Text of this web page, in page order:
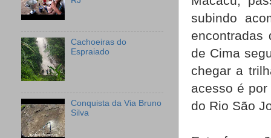
subindo
encontradas
de Cima
chegar a
acesso é
do Rio São
Cachoeiras do
Espraiado
Conquista da Via Bruno
Silva